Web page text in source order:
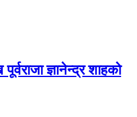
ज्ञानेन्द्र शाहको